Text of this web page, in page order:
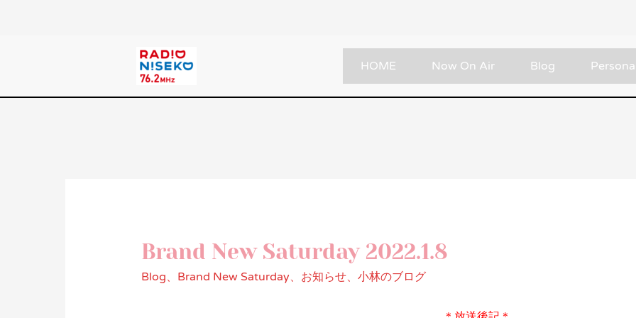
HOME Now On Air Blog
Brand New Saturday 2022.1.8
Blog、 Brand New Saturday、 お知らせ、 小林のブログ